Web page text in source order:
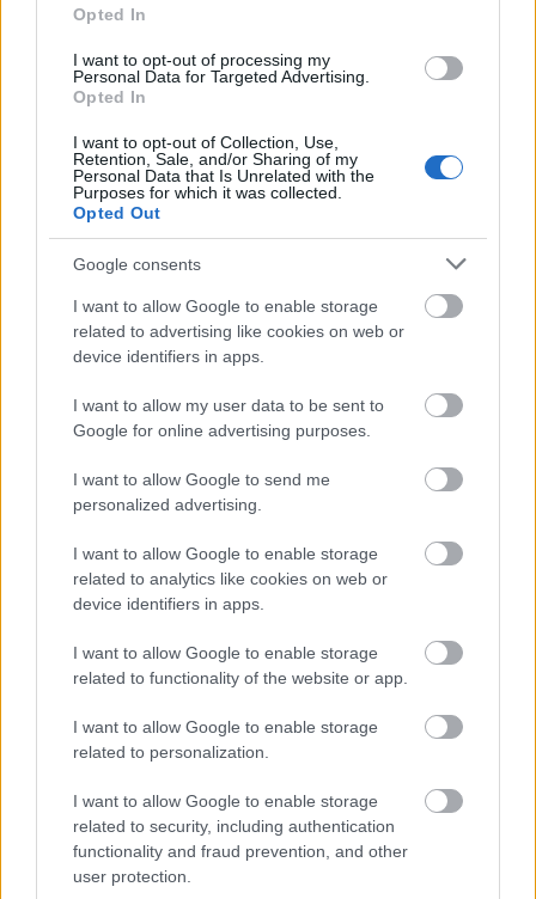
Opted In
I want to opt-out of processing my
Personal Data for Targeted Advertising.
Opted In
I want to opt-out of Collection, Use,
Retention, Sale, and/or Sharing of my
Personal Data that Is Unrelated with the
Purposes for which it was collected.
Opted Out
Google consents
I want to allow Google to enable storage
related to advertising like cookies on web or
device identifiers in apps.
I want to allow my user data to be sent to
Google for online advertising purposes.
I want to allow Google to send me
personalized advertising.
I want to allow Google to enable storage
related to analytics like cookies on web or
device identifiers in apps.
I want to allow Google to enable storage
related to functionality of the website or app.
I want to allow Google to enable storage
related to personalization.
I want to allow Google to enable storage
related to security, including authentication
functionality and fraud prevention, and other
user protection.
directo y ahí tendrá mucho que decir el gigante kosovar,
Kubo (3,5 millones), el veterano Salva Sevilla (3,9 millones)
y Dani Rodríguez (4,7 millones) deberían ser piezas
¡El fin de temporada se acerca! El calendario
Comunio en abril y mayo
LaLiga 2021/22 afronta el último
parón por partidos internacionales
de la temporada. Después, 9
jornadas entre abril y mayo
pondrán fin al curso liguero. A
continuación, hacemos un repaso
al calendario Comunio para lo que
resta de temporada.
Deportivo Alavés
Posición:19°, 22 puntos.
Calendario restante:Atlético (V), Osasuna (V), Rayo (L),
(V), Cádiz (L).
Partidos contra rivales directos:
Análisis:el conseguir tan sólo 2 de los últimos 15 puntos
posibles han llevado a los de Mendilibar a una situación
crítica y la salvación la tienen a 5 puntos. En las últimas 9
jornadas tendrá cuatro partidos contra equipos de ‘su liga’,